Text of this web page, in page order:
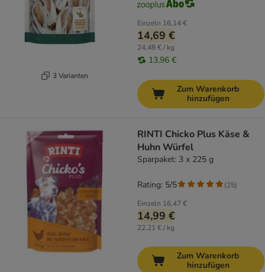
3 Varianten
Einzeln 16,14 €
14,69 €
24,48 € / kg
13,96 €
Zum Warenkorb
hinzufügen
RINTI Chicko Plus Käse &
Huhn Würfel
Sparpaket: 3 x 225 g
Einzeln 16,47 €
14,99 €
22,21 € / kg
Rating: 5/5 (25)
Zum Warenkorb
hinzufügen